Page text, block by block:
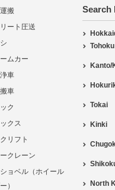
搬
ート圧送
ムカー
車
車
ク
クス
リフト
クレーン
ョベル（ホイール
）
Search
Tohoku
Kanto/
Tokai
Kinki
North